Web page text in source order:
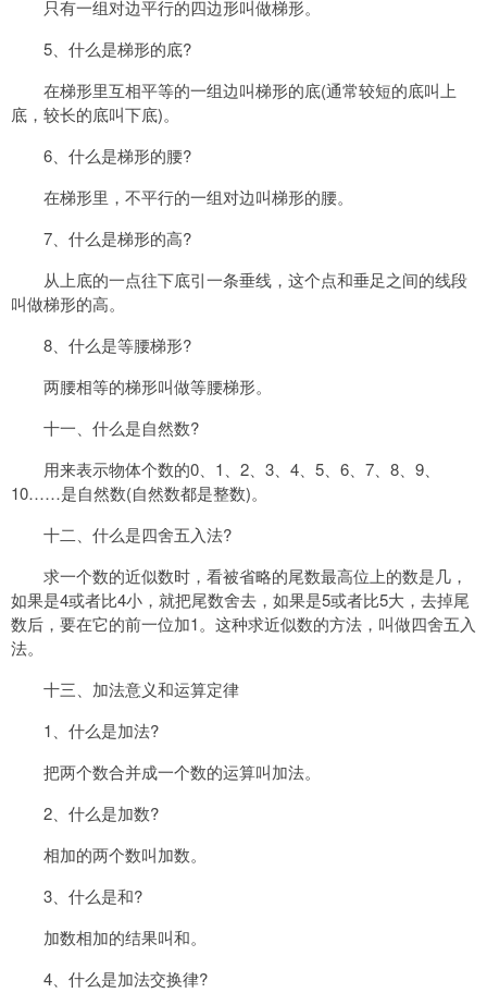
只有一组对边平行的四边形叫做梯形。
5、什么是梯形的底?
在梯形里互相平等的一组边叫梯形的底(通常较短的底叫上
底，较长的底叫下底)。
6、什么是梯形的腰?
在梯形里，不平行的一组对边叫梯形的腰。
7、什么是梯形的高?
从上底的一点往下底引一条垂线，这个点和垂足之间的线段
叫做梯形的高。
8、什么是等腰梯形?
两腰相等的梯形叫做等腰梯形。
十一、什么是自然数?
用来表示物体个数的0、1、2、3、4、5、6、7、8、9、
10……是自然数(自然数都是整数)。
十二、什么是四舍五入法?
求一个数的近似数时，看被省略的尾数最高位上的数是几，
如果是4或者比4小，就把尾数舍去，如果是5或者比5大，去掉尾
数后，要在它的前一位加1。这种求近似数的方法，叫做四舍五入
法。
十三、加法意义和运算定律
1、什么是加法?
把两个数合并成一个数的运算叫加法。
2、什么是加数?
相加的两个数叫加数。
3、什么是和?
加数相加的结果叫和。
4、什么是加法交换律?